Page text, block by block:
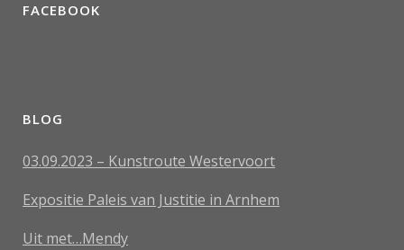
FACEBOOK
BLOG
03.09.2023 – Kunstroute Westervoort
Expositie Paleis van Justitie in Arnhem
Uit met…Mendy